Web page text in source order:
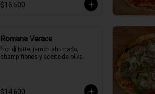
$16.500
Romana Verace
Fior di latte, jamón ahumado,
champiñones y aceite de oliva.
$14.600